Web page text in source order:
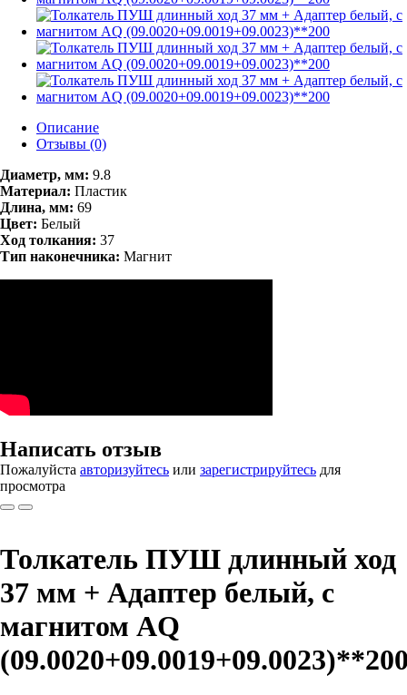
Описание
Отзывы (0)
Диаметр, мм: 9.8
Материал: Пластик
Длина, мм: 69
Цвет: Белый
Ход толкания: 37
Тип наконечника: Магнит
Написать отзыв
Пожалуйста авторизуйтесь или зарегистрируйтесь для
просмотра
Толкатель ПУШ длинный ход
37 мм + Адаптер белый, с
магнитом AQ